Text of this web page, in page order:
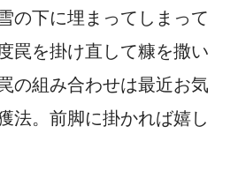
の下に埋まってしまって
罠を掛け直して糠を撒い
の組み合わせは最近お気
法。前脚に掛かれば嬉し